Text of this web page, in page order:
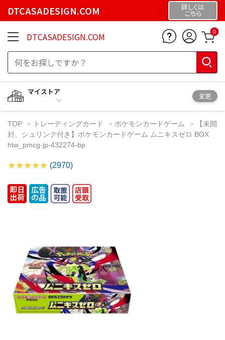
DTCASADESIGN.COM 詳しくは
こちら
DTCASADESIGN.COM 0
マイストア
変更
TOP トレーディングカード ポケモンカードゲーム
【未開
封、シュリンク付き】ポケモンカードゲーム ムニキスゼロ BOX
htw_pmcg-jp-432274-bp
(2970)